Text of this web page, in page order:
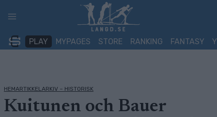
PLAY MYPAGES STORE RANKING FANTASY
HEMARTIKKELARKIV – HISTORISK
Kuitunen och Bauer